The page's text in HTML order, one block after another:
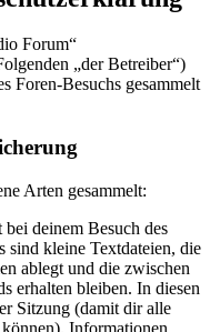
Forum“
„der Betreiber“)
Foren-Besuchs gesammelt
Arten gesammelt:
deinem Besuch des
sind kleine Textdateien, die
ablegt und die zwischen
erhalten bleiben. In diesen
Sitzung (damit dir alle
Informationen